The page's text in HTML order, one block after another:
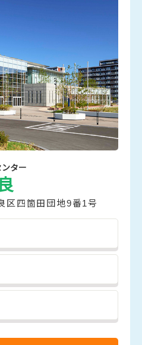
ター
区四箇田団地9番1号